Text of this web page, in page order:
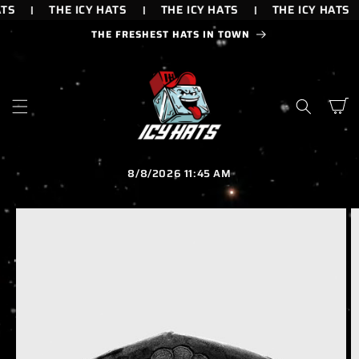
THE ICY HATS THE ICY HATS THE ICY HATS
CONTENIDOTHE FRESHEST HATS IN TOWN
Carrito
8/8/2026 11:45 AM